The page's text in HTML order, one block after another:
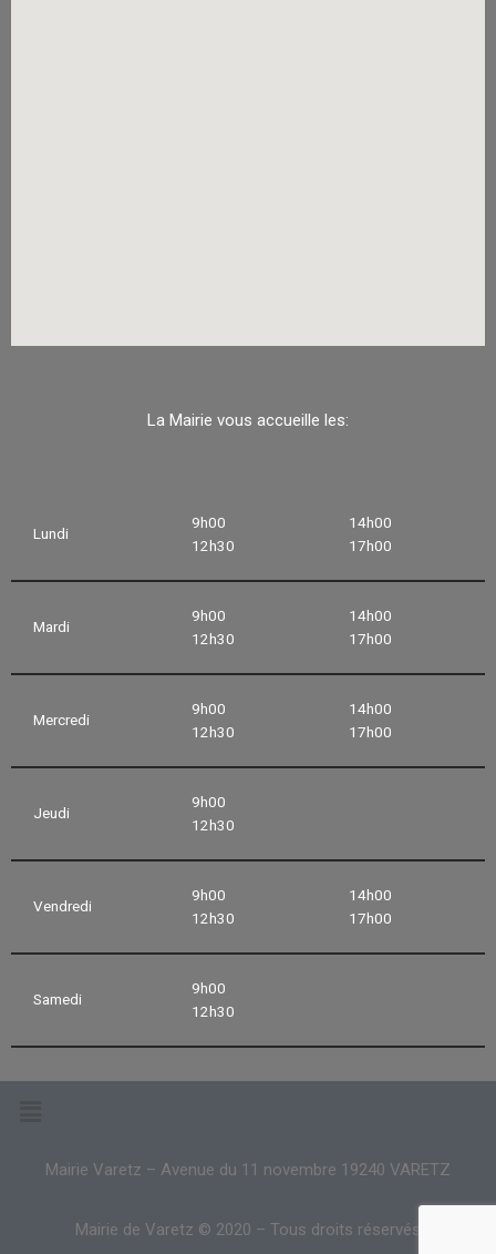
La Mairie vous accueille les:
Lundi
9h00
12h30
14h00
17h00
Mardi
9h00
12h30
14h00
17h00
Mercredi
9h00
12h30
14h00
17h00
Jeudi
9h00
12h30
Vendredi
9h00
12h30
14h00
17h00
Samedi
9h00
12h30
Mairie Varetz – Avenue du 11 novembre 19240 VARETZ
Mairie de Varetz © 2020 – Tous droits réservés